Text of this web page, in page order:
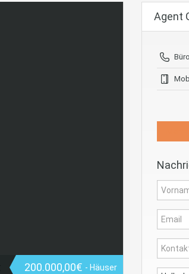
200.000,00€ - Häuser
Agent